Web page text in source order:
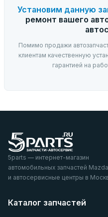
Установим данную
ремонт вашего
Помимо продажи
клиентам качественную
гарантией на
5parts — интернет-магазин
автомобильных запчастей Mazda
и автосервисные центры в
Каталог запчастей